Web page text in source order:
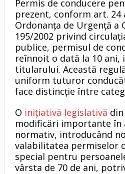
Permis de conducere
prezent, conform art. 24
Ordonanța de Urgență a
195/2002 privind
publice, permisul de
reînnoit o dată la 10
titularului. Această
uniform tuturor
face distincție între
O inițiativă legislativă
modificări importante în
normativ, introducând
valabilitatea permiselor
special pentru
vârsta de 70 de ani,